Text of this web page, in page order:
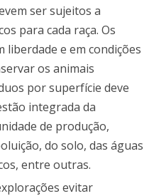
ser sujeitos a
para cada raça. Os
liberdade e em condições
os animais
por superfície deve
integrada da
de produção,
do solo, das águas
entre outras.
evitar